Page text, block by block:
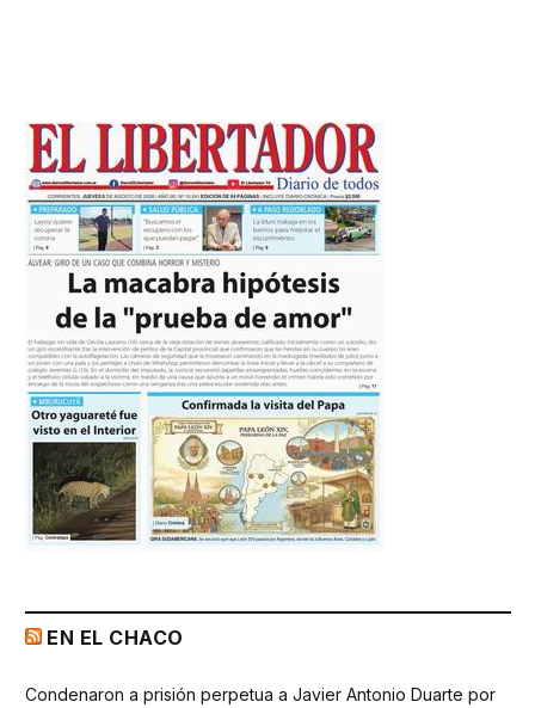
EN EL CHACO
Condenaron a prisión perpetua a Javier Antonio Duarte por